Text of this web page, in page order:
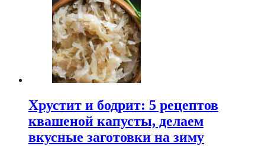
Хрустит и бодрит: 5 рецептов
квашеной капусты, делаем
вкусные заготовки на зиму